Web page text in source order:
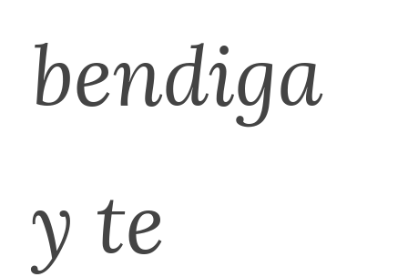
bendiga
y te